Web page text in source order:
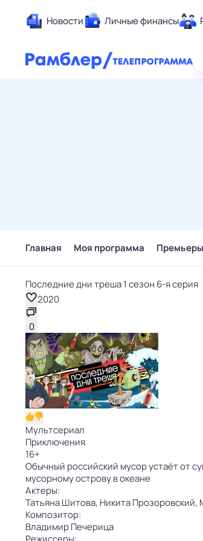
Новости Личные финансы
Главная Моя программа
Последние дни треша 1 сезон 6-я серия
2020
0
Мультсериал
Приключения
16+
Обычный российский мусор устаёт от
мусорному острову в океане
Актеры:
Татьяна Шитова, Никита Прозоровский,
Композитор:
Владимир Печерица